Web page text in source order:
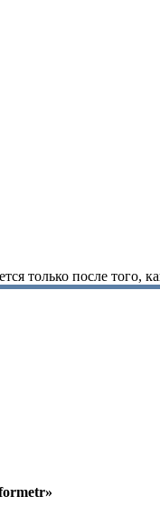
только после того,